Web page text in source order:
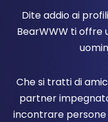
Dite addio ai
BearWWW ti offre
Che si tratti di
partner
incontrare persone